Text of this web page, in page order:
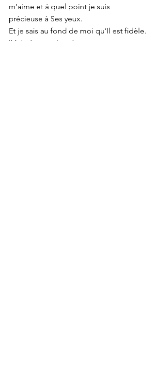
m’aime et à quel point je suis
précieuse à Ses yeux.
Et je sais au fond de moi qu’Il est fidèle.
Il fait de grandes choses.